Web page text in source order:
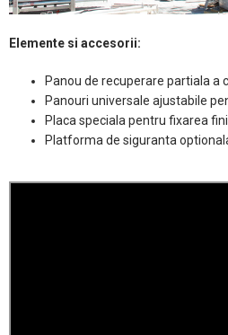
Elemente si accesorii:
Panou de recuperare partiala a
Panouri universale ajustabile
Placa speciala pentru fixarea
Platforma de siguranta